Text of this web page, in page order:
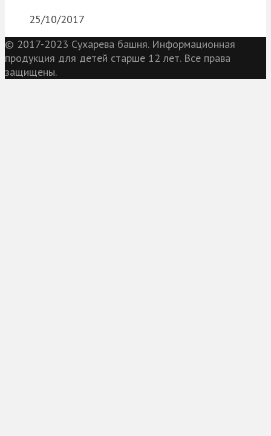
25/10/2017
© 2017-2023 Сухарева башня. Информационная
продукция для детей старше 12 лет. Все права
защищены.